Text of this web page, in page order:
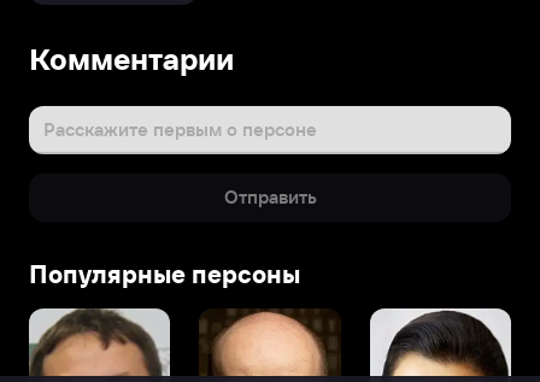
Комментарии
Расскажите первым о персоне
Отправить
Популярные персоны